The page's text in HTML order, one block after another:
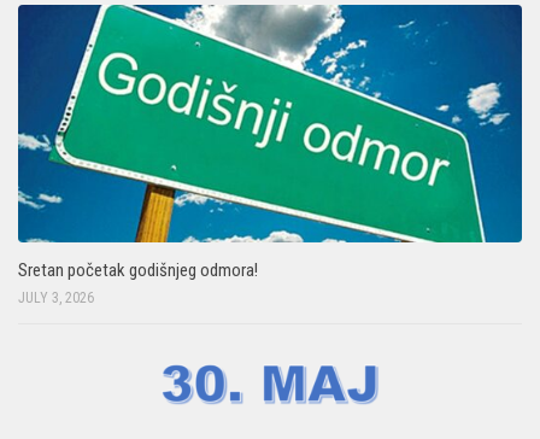
Sretan početak godišnjeg odmora!
JULY 3, 2026